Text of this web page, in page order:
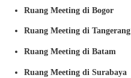
Ruang Meeting di Bogor
Ruang Meeting di Tangerang
Ruang Meeting di Batam
Ruang Meeting di Surabaya